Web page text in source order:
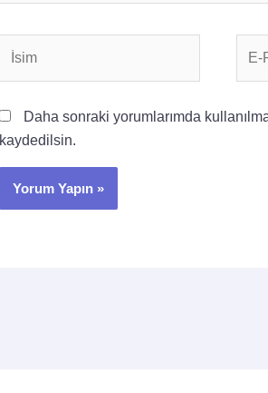
Daha sonraki yorumlarımda
kaydedilsin.